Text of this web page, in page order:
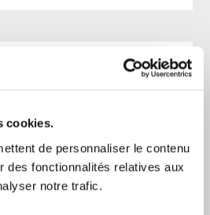
cookies.
de personnaliser le contenu
des fonctionnalités relatives aux
notre trafic.
octobre 2026